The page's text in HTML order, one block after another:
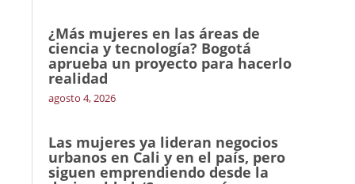
¿Más mujeres en las áreas de
ciencia y tecnología? Bogotá
aprueba un proyecto para hacerlo
realidad
agosto 4, 2026
Las mujeres ya lideran negocios
urbanos en Cali y en el país, pero
siguen emprendiendo desde la